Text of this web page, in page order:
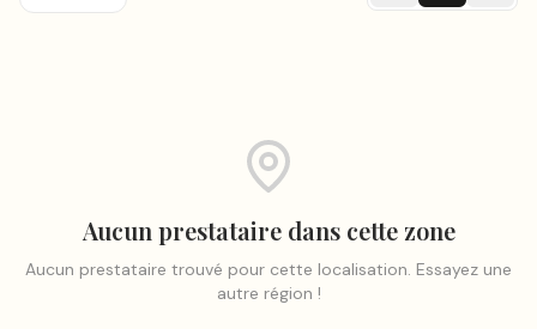
Aucun prestataire dans cette zone
Aucun prestataire trouvé pour cette localisation. Essayez une
autre région !